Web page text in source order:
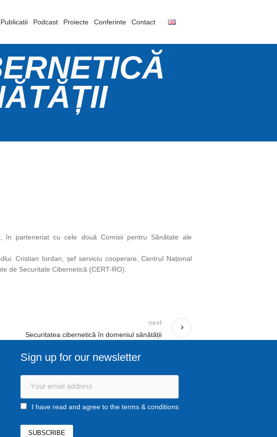
Publicatii Podcast Proiecte Conferinte Contact
în parteneriat cu cele două Comisii pentru Sănătate ale
Cristian Iordan, șef serviciu cooperare, Centrul Național
de Securitate Cibernetică (CERT-RO).
Securitatea cibernetică în domeniul sănătății
next
Sign up for our newsletter
I have read and agree to the terms & conditions